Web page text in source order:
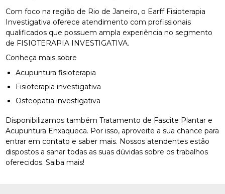
Com foco na região de Rio de Janeiro, o Earff Fisioterapia
Investigativa oferece atendimento com profissionais
qualificados que possuem ampla experiência no segmento
de FISIOTERAPIA INVESTIGATIVA.
Conheça mais sobre
Acupuntura fisioterapia
Fisioterapia investigativa
Osteopatia investigativa
Disponibilizamos também Tratamento de Fascite Plantar e
Acupuntura Enxaqueca. Por isso, aproveite a sua chance para
entrar em contato e saber mais. Nossos atendentes estão
dispostos a sanar todas as suas dúvidas sobre os trabalhos
oferecidos. Saiba mais!